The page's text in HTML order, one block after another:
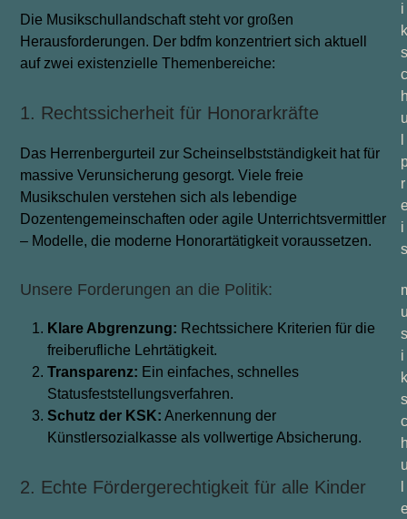
Die Musikschullandschaft steht vor großen
Herausforderungen. Der bdfm konzentriert sich aktuell
auf zwei existenzielle Themenbereiche:
1. Rechtssicherheit für Honorarkräfte
Das Herrenbergurteil zur Scheinselbstständigkeit hat für
massive Verunsicherung gesorgt. Viele freie
Musikschulen verstehen sich als lebendige
Dozentengemeinschaften oder agile Unterrichtsvermittler
– Modelle, die moderne Honorartätigkeit voraussetzen.
Unsere Forderungen an die Politik:
Klare Abgrenzung: Rechtssichere Kriterien für die
freiberufliche Lehrtätigkeit.
Transparenz: Ein einfaches, schnelles
Statusfeststellungsverfahren.
Schutzder KSK: Anerkennung der
Künstlersozialkasse als vollwertige Absicherung.
2. Echte Fördergerechtigkeit für alle Kinder
i
k
s
c
r
i
s
s
i
k
s
c